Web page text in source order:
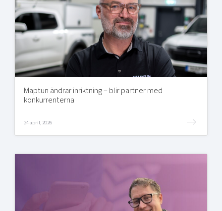
Maptun ändrar inriktning – blir partner med
konkurrenterna
24 april, 2026